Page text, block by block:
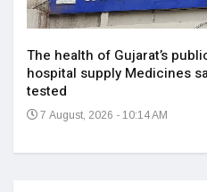
The health of Gujarat’s
hospital supply Medicines
tested
7 August, 2026 - 10:14 AM